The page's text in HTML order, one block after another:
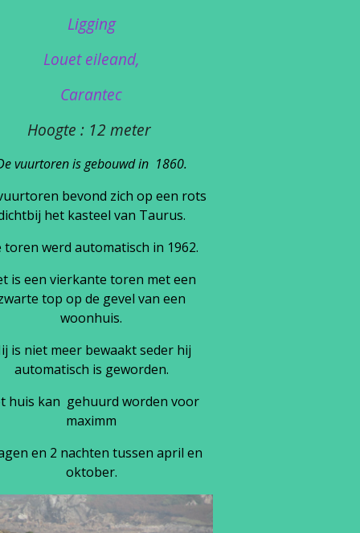
Ligging
Louet eileand,
Carantec
Hoogte : 12 meter
vuurtoren is gebouwd in 1860.
bevond zich op een rots
het kasteel van Taurus.
toren werd automatisch in 1962.
is een vierkante toren met een
top op de gevel van een
woonhuis.
is niet meer bewaakt seder hij
automatisch is geworden.
huis kan gehuurd worden voor
maximm
en 2 nachten tussen april en
oktober.